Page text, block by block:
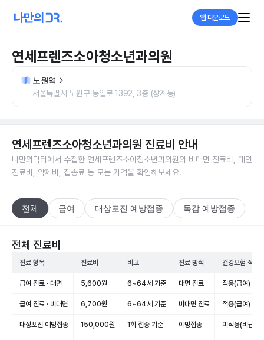
앱 다운로드
연세프렌즈소아청소년과의원
노원역
서울특별시 노원구 동일로 1392, 3층 (상계동)
연세프렌즈소아청소년과의원 진료비 안내
나만의닥터에서 수집한 연세프렌즈소아청소년과의원의 비대면 진료비, 대면
진료비, 약제비, 접종료 등 모든 가격을 확인해보세요.
전체 급여 대상포진 예방접종 독감 예방접종
전체 진료비
진료 항목 진료비 비고 진료 방식 건강보험 적용
급여 진료 · 대면 5,600원 6~64세 기준 대면 진료 적용(급여)
급여 진료 · 비대면 6,700원 6~64세 기준 비대면 진료 적용(급여)
대상포진 예방접종 150,000원 1회 접종 기준 예방접종 미적용(비급여)